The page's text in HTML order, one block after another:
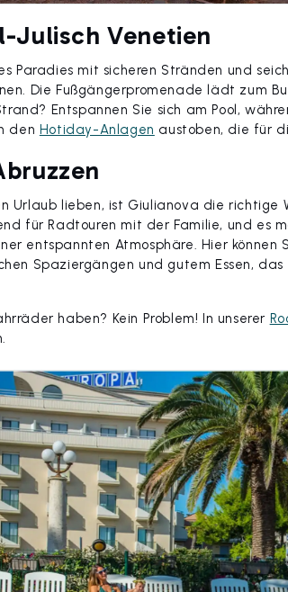
Julisch Venetien
Paradies mit sicheren Stränden und
Die Fußgängerpromenade lädt zum
Entspannen Sie sich am Pool,
den Hotiday-Anlagen austoben, die für
Urlaub lieben, ist Giulianova die richtige
für Radtouren mit der Familie, und es
entspannten Atmosphäre. Hier können
Spaziergängen und gutem Essen,
haben? Kein Problem! In unserer